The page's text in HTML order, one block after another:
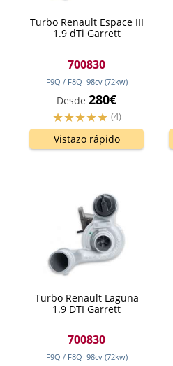
Turbo Renault Espace III
1.9 dTi Garrett
700830
F9Q / F8Q 98cv (72kw)
Desde 280€
(4)
Vistazo rápido
Turbo Renault Laguna
1.9 DTI Garrett
700830
F9Q / F8Q 98cv (72kw)